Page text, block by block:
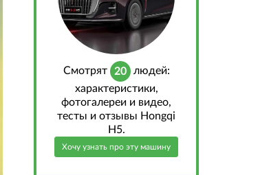
Cмотрят 20 людей:
характеристики,
фотогалереи и видео,
тесты и отзывы Hongqi
H5.
Хочу узнать про эту машину